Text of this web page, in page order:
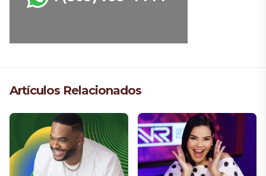
Artículos Relacionados